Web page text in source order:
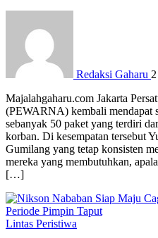
Redaksi Gaharu
Majalahgaharu.com Jakarta
(PEWARNA) kembali mendapat
sebanyak 50 paket yang terdiri
korban. Di kesempatan tersebut
Gumilang yang tetap konsisten
mereka yang membutuhkan,
[…]
Lintas Peristiwa